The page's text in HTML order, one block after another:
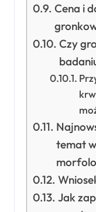
Cena i
Czy
temat
Jak